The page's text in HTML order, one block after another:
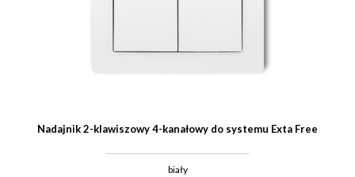
Nadajnik 2-klawiszowy 4-kanałowy do systemu Exta Free
biały